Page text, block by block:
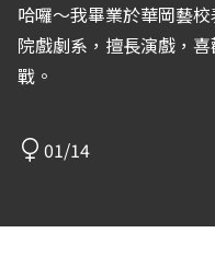
哈囉～我畢業於華岡藝
院戲劇系，擅長演戲，
戰。
01/14